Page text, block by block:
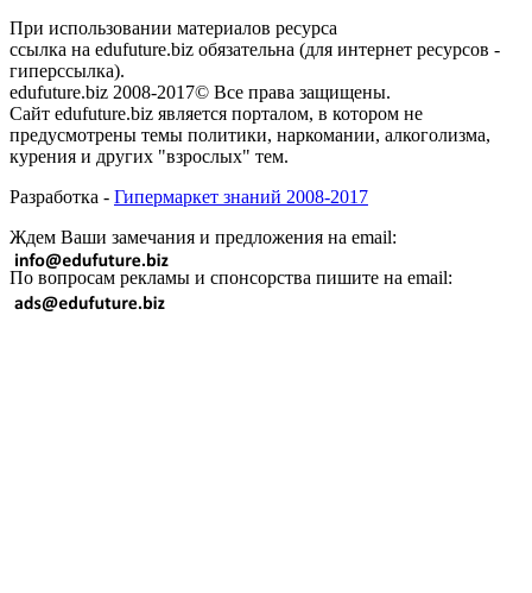
При использовании материалов ресурса
ссылка на edufuture.biz обязательна (для интернет ресурсов -
гиперссылка).
edufuture.biz 2008-2017© Все права защищены.
Сайт edufuture.biz является порталом, в котором не
предусмотрены темы политики, наркомании, алкоголизма,
курения и других "взрослых" тем.
Разработка - Гипермаркет знаний 2008-2017
Ждем Ваши замечания и предложения на email:
По вопросам рекламы и спонсорства пишите на email: